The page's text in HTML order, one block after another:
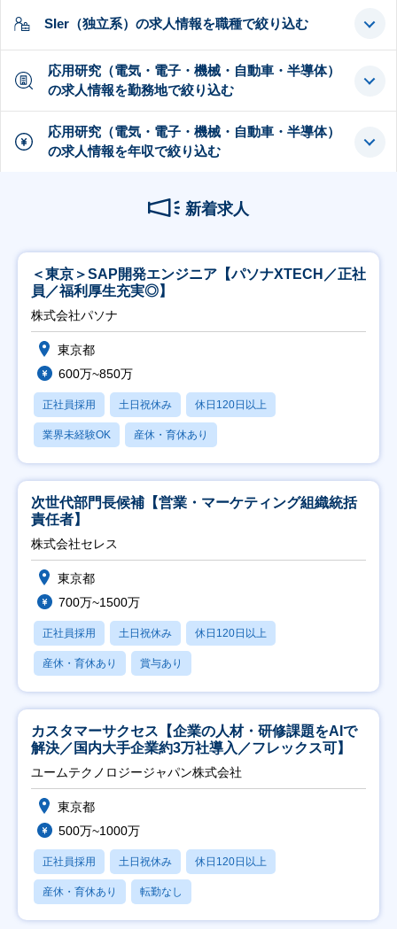
SIer（独立系）の求人情報を職種で絞り込む
応用研究（電気・電子・機械・自動車・半導体）
の求人情報を勤務地で絞り込む
応用研究（電気・電子・機械・自動車・半導体）
の求人情報を年収で絞り込む
新着求人
＜東京＞SAP開発エンジニア【パソナXTECH／正社
員／福利厚生充実◎】
株式会社パソナ
東京都
600万~850万
正社員採用 土日祝休み 休日120日以上
業界未経験OK 産休・育休あり
次世代部門長候補【営業・マーケティング組織統括
責任者】
株式会社セレス
東京都
700万~1500万
正社員採用 土日祝休み 休日120日以上
産休・育休あり 賞与あり
カスタマーサクセス【企業の人材・研修課題をAIで
解決／国内大手企業約3万社導入／フレックス可】
ユームテクノロジージャパン株式会社
東京都
500万~1000万
正社員採用 土日祝休み 休日120日以上
産休・育休あり 転勤なし